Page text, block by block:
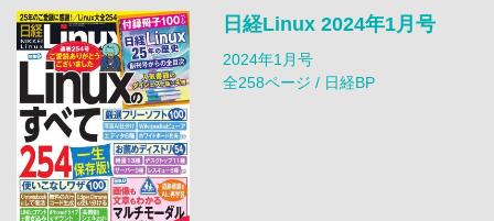
日経Linux 2024年1月号
2024年1月号
全258ページ / 日経BP